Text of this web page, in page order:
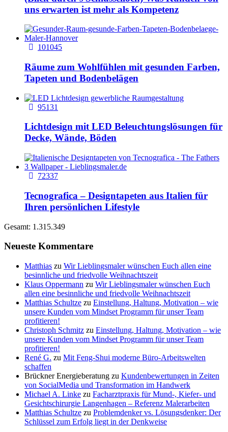
uns erwarten ist mehr als Kompetenz
101045
Räume zum Wohlfühlen mit gesunden Farben,
Tapeten und Bodenbelägen
95131
Lichtdesign mit LED Beleuchtungslösungen für
Decke, Wände, Böden
72337
Tecnografica – Designtapeten aus Italien für
Ihren persönlichen Lifestyle
Gesamt: 1.315.349
Neueste Kommentare
Matthias zu Wir Lieblingsmaler wünschen Euch allen eine
besinnliche und friedvolle Weihnachtszeit
Klaus Oppermann zu Wir Lieblingsmaler wünschen Euch
allen eine besinnliche und friedvolle Weihnachtszeit
Matthias Schultze zu Einstellung, Haltung, Motivation – wie
unsere Kunden vom Mindset Programm für unser Team
profitieren!
Christoph Schmitz zu Einstellung, Haltung, Motivation – wie
unsere Kunden vom Mindset Programm für unser Team
profitieren!
René G. zu Mit Feng-Shui moderne Büro-Arbeitswelten
schaffen
Brückner Energieberatung zu Kundenbewertungen in Zeiten
von SocialMedia und Transformation im Handwerk
Michael A. Linke zu Facharztpraxis für Mund-, Kiefer- und
Gesichtschirurgie Langenhagen – Referenz Malerarbeiten
Matthias Schultze zu Problemdenker vs. Lösungsdenker: Der
Schlüssel zum Erfolg liegt in der Denkweise